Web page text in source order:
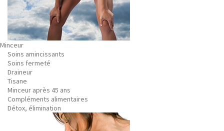
Minceur
Soins amincissants
Soins fermeté
Draineur
Tisane
Minceur après 45 ans
Compléments alimentaires
Détox, élimination